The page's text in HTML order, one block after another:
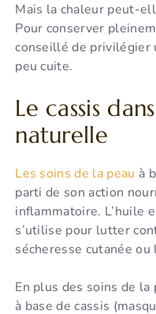
Mais la chaleur peut-
Pour conserver
conseillé de privilégier
peu cuite.
Le cassis
naturelle
Les soins de la peau à
parti de son action
inflammatoire. L’huile
s’utilise pour lutter
sécheresse cutanée
En plus des soins de
à base de cassis